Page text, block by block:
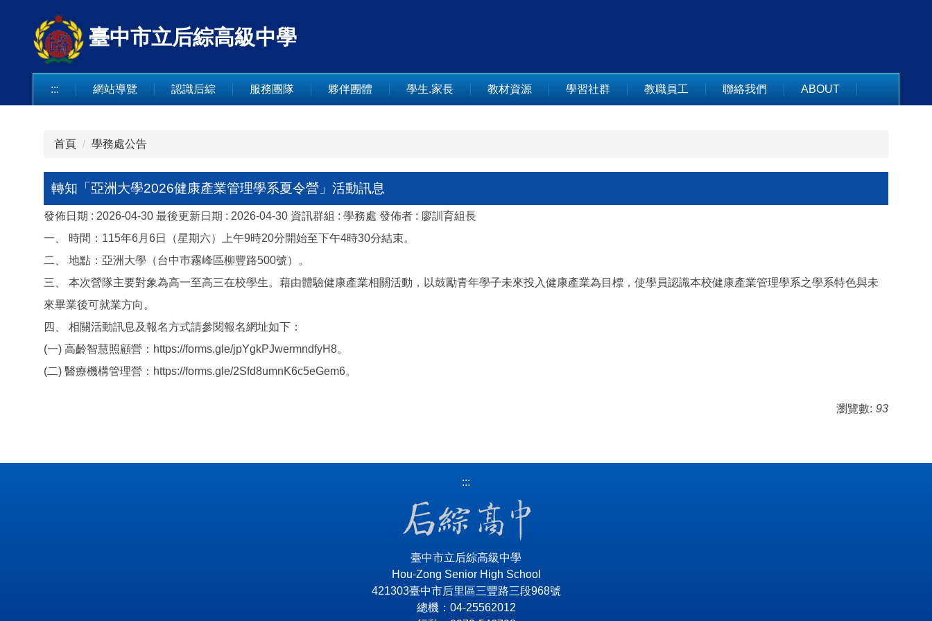
臺中市立后綜高級中學
::: 網站導覽 認識后綜 服務團隊 夥伴團體 學生.家長 教材資源 學習社群 教職員工 聯絡我們 ABOUT
首頁 學務處公告
轉知「亞洲大學2026健康產業管理學系夏令營」活動訊息
發佈日期 : 2026-04-30 最後更新日期 : 2026-04-30 資訊群組 : 學務處 發佈者 : 廖訓育組長
一、 時間：115年6月6日（星期六）上午9時20分開始至下午4時30分結束。
二、 地點：亞洲大學（台中巿霧峰區柳豐路500號）。
三、 本次營隊主要對象為高一至高三在校學生。藉由體驗健康產業相關活動，以鼓勵青年學子未來投入健康產業為目標，使學員認識本校健康產業管理學系之學系特色與未
來畢業後可就業方向。
四、 相關活動訊息及報名方式請參閱報名網址如下：
(一) 高齡智慧照顧營：https://forms.gle/jpYgkPJwermndfyH8。
(二) 醫療機構管理營：https://forms.gle/2Sfd8umnK6c5eGem6。
瀏覽數: 93
:::
臺中市立后綜高級中學
Hou-Zong Senior High School
421303臺中市后里區三豐路三段968號
總機：04-25562012